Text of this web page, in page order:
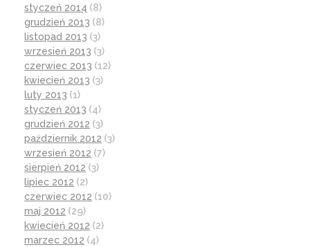
styczeń 2014 (8)
grudzień 2013 (8)
listopad 2013 (3)
wrzesień 2013 (3)
czerwiec 2013 (12)
kwiecień 2013 (3)
luty 2013 (1)
styczeń 2013 (4)
grudzień 2012 (3)
październik 2012 (3)
wrzesień 2012 (7)
sierpień 2012 (3)
lipiec 2012 (2)
czerwiec 2012 (10)
maj 2012 (29)
kwiecień 2012 (2)
marzec 2012 (4)